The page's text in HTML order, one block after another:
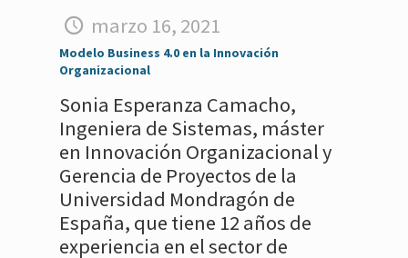
marzo 16, 2021
Modelo Business 4.0 en la Innovación
Organizacional
Sonia Esperanza Camacho,
Ingeniera de Sistemas, máster
en Innovación Organizacional y
Gerencia de Proyectos de la
Universidad Mondragón de
España, que tiene 12 años de
experiencia en el sector de